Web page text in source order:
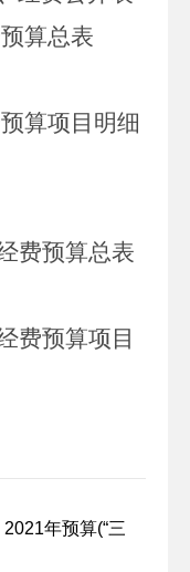
算总表
算项目明细
费预算总表
费预算项目
年预算(“三